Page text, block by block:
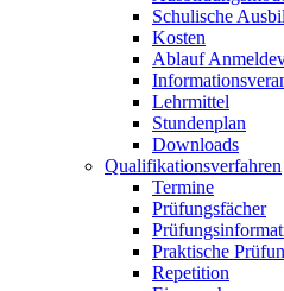
Schulische
Kosten
Ablauf
Lehrmittel
Stundenplan
Downloads
Qualifikationsverfahren
Termine
Prüfungsfächer
Praktische
Repetition